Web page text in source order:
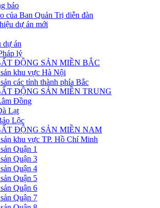
báo
Ban Quản Trị diễn đàn
dự án mới
án
lý
ĐỘNG SẢN MIỀN BẮC
khu vực Hà Nội
các tỉnh thành phía Bắc
ĐỘNG SẢN MIỀN TRUNG
Đồng
Lạt
Lộc
ĐỘNG SẢN MIỀN NAM
khu vực TP. Hồ Chí Minh
Quận 1
Quận 3
Quận 4
Quận 5
Quận 6
Quận 7